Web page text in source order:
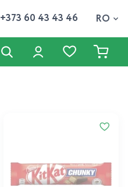
+373 60 43 43 46 RO